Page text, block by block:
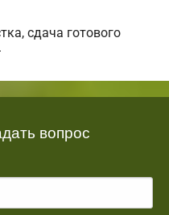
сдача готового
вопрос